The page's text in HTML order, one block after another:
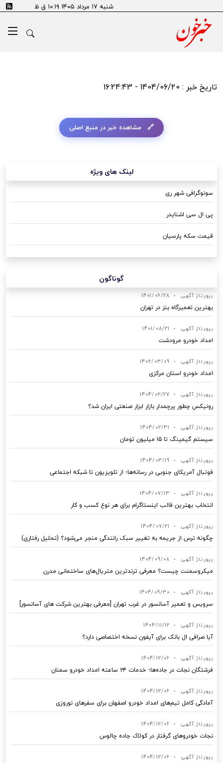
شنبه ۱۷ مرداد ۱۴۰۵ ۱۰:۱۹ ق ظ
تاریخ خبر : 1404/06/20 - 16:24:43
مشاهده خبر در منبع اصلی
لینک های ویژه
سونوگرافی شهر ری
پی ال سی اشنایدر
قیمت سکه پارسیان
گوناگون
رپورتاژ آگهی •
1401/06/28
بهترین تعمیرگاه بنز در تهران
رپورتاژ آگهی •
1401/08/21
امداد خودرو مرودشت
رپورتاژ آگهی •
1402/03/09
امداد خودرو استان مرکزی
رپورتاژ آگهی •
1404/02/27
رونیکس چطور پرچمدار بازار ابزار صنعتی ایران شد؟
رپورتاژ آگهی •
1404/02/31
سیستم گیمینگ تا ۱۵ میلیون تومان
رپورتاژ آگهی •
1404/03/19
فوتبال آمریکای جنوبی در رسانه‌ها؛ از تلویزیون تا شبکه اجتماعی
رپورتاژ آگهی •
1404/07/13
انتخاب بهترین قالب‌ اینستاگرام برای هر نوع کسب‌ و کار
رپورتاژ آگهی •
1404/07/21
چگونه ترس از جریمه به تغییر سبک رانندگی منجر می‌شود؟ (تحلیل رفتاری)
رپورتاژ آگهی •
1404/09/08
میکروسمنت چیست؟ معرفی ترندترین متریال‌های ساختمانی مدرن
رپورتاژ آگهی •
1404/09/30
سرویس و تعمیر آسانسور در غرب تهران [معرفی بهترین شرکت های آسانسور]
رپورتاژ آگهی •
1404/11/12
آیا صرافی ال بانک برای آیفون نسخه اختصاصی دارد؟
رپورتاژ آگهی •
1404/12/06
فرشتگان نجات در جاده‌ها؛ خدمات ۲۴ ساعته امداد خودرو سمنان
رپورتاژ آگهی •
1404/12/06
آمادگی کامل تیم‌های امداد خودرو اصفهان برای سفرهای نوروزی
رپورتاژ آگهی •
1404/12/06
نجات خودروهای گرفتار در کولاک جاده چالوس
رپورتاژ آگهی •
1404/12/06